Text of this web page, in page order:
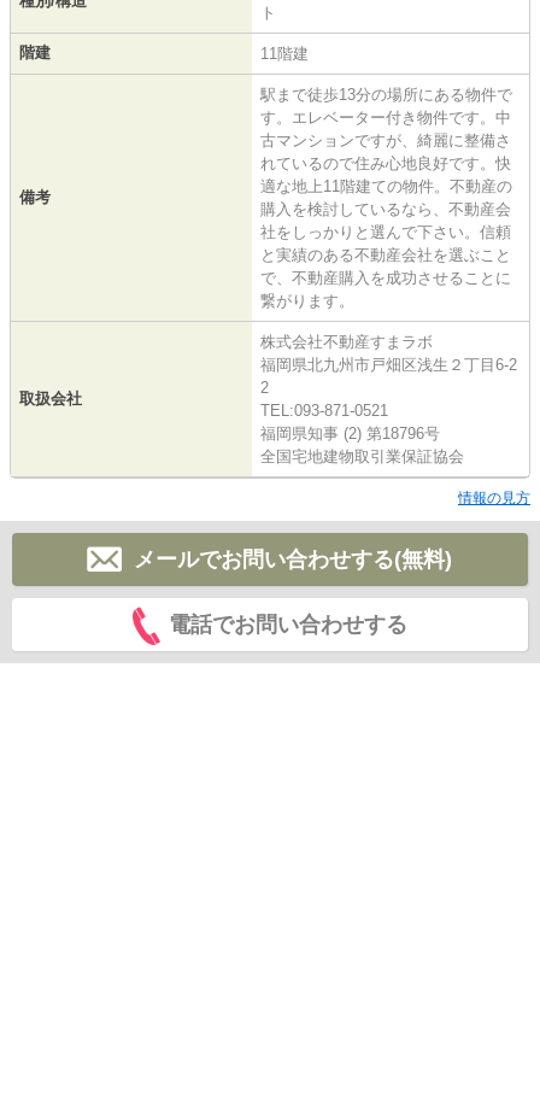
ト
階建 11階建
備考
駅まで徒歩13分の場所にある物件で
す。エレベーター付き物件です。中
古マンションですが、綺麗に整備さ
れているので住み心地良好です。快
適な地上11階建ての物件。不動産の
購入を検討しているなら、不動産会
社をしっかりと選んで下さい。信頼
と実績のある不動産会社を選ぶこと
で、不動産購入を成功させることに
繋がります。
取扱会社
株式会社不動産すまラボ
福岡県北九州市戸畑区浅生２丁目6-2
2
TEL:093-871-0521
福岡県知事 (2) 第18796号
全国宅地建物取引業保証協会
情報の見方
メールでお問い合わせする(無料)
電話でお問い合わせする